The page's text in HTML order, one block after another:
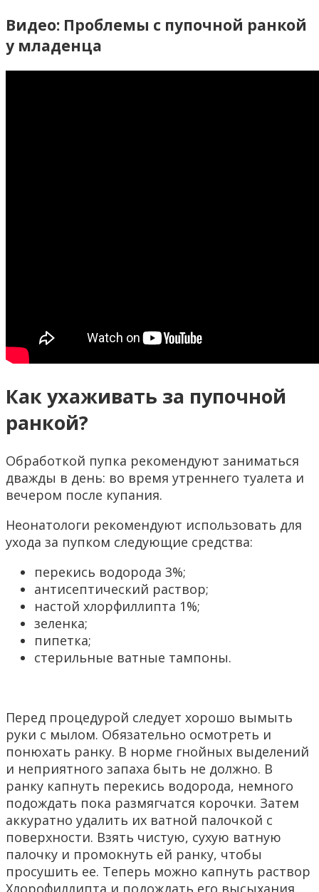
Видео: Проблемы с пупочной ранкой
у младенца
Как ухаживать за пупочной
ранкой?
Обработкой пупка рекомендуют заниматься
дважды в день: во время утреннего туалета и
вечером после купания.
Неонатологи рекомендуют использовать для
ухода за пупком следующие средства:
перекись водорода 3%;
антисептический раствор;
настой хлорфиллипта 1%;
зеленка;
пипетка;
стерильные ватные тампоны.
Перед процедурой следует хорошо вымыть
руки с мылом. Обязательно осмотреть и
понюхать ранку. В норме гнойных выделений
и неприятного запаха быть не должно. В
ранку капнуть перекись водорода, немного
подождать пока размягчатся корочки. Затем
аккуратно удалить их ватной палочкой с
поверхности. Взять чистую, сухую ватную
палочку и промокнуть ей ранку, чтобы
просушить ее. Теперь можно капнуть раствор
Хлорофиллипта и подождать его высыхания.